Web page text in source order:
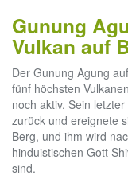
Gunung
Vulkan auf
Der Gunung Agung
fünf höchsten
noch aktiv. Sein
zurück und ereignete
Berg, und ihm wird
hinduistischen Gott
sind.